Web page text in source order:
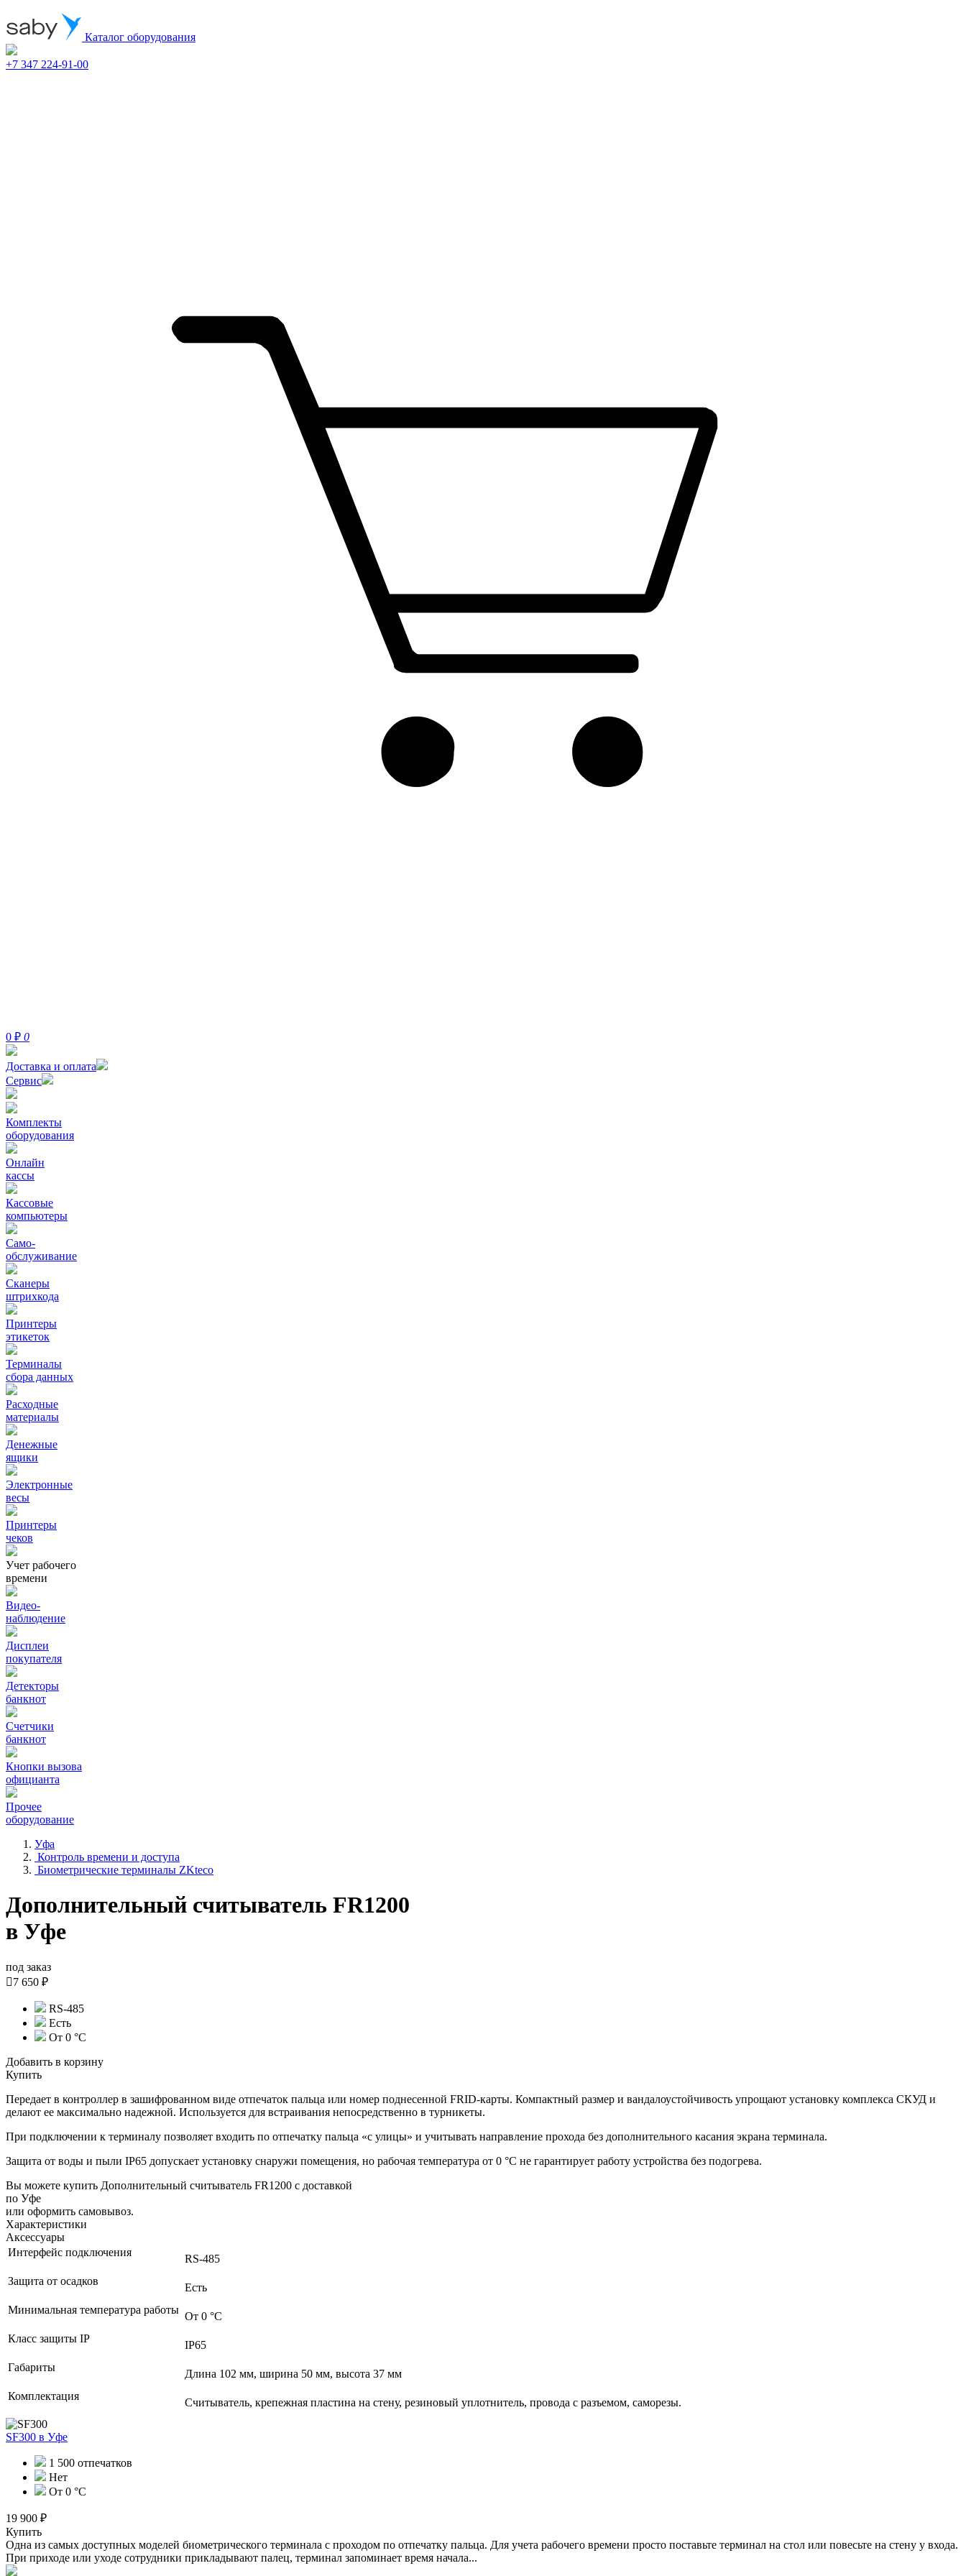
Каталог оборудования
+7 347 224-91-00
0 ₽ 0
Доставка и оплата
Сервис
Комплекты
оборудования
Онлайн
кассы
Кассовые
компьютеры
Само-
обслуживание
Сканеры
штрихкода
Принтеры
этикеток
Терминалы
сбора данных
Расходные
материалы
Денежные
ящики
Электронные
весы
Принтеры
чеков
Учет рабочего
времени
Видео‑
наблюдение
Дисплеи
покупателя
Детекторы
банкнот
Счетчики
банкнот
Кнопки вызова
официанта
Прочее
оборудование
Уфа
Контроль времени и доступа
Биометрические терминалы ZKteco
Дополнительный считыватель FR1200
в Уфе
под заказ
7 650 ₽
RS-485
Есть
От 0 °C
Добавить в корзину
Купить
Передает в контроллер в зашифрованном виде отпечаток пальца или номер поднесенной FRID-карты. Компактный размер и вандалоустойчивость упрощают установку комплекса СКУД и
делают ее максимально надежной. Используется для встраивания непосредственно в турникеты.
При подключении к терминалу позволяет входить по отпечатку пальца «с улицы» и учитывать направление прохода без дополнительного касания экрана терминала.
Защита от воды и пыли IP65 допускает установку снаружи помещения, но рабочая температура от 0 °С не гарантирует работу устройства без подогрева.
Вы можете купить Дополнительный считыватель FR1200 с доставкой
по Уфе
или оформить самовывоз.
Характеристики
Аксессуары
Интерфейс подключения
RS-485
Защита от осадков
Есть
Минимальная температура работы
От 0 °C
Класс защиты IP
IP65
Габариты
Длина 102 мм, ширина 50 мм, высота 37 мм
Комплектация
Считыватель, крепежная пластина на стену, резиновый уплотнитель, провода с разъемом, саморезы.
SF300 в Уфе
1 500 отпечатков
Нет
От 0 °C
19 900 ₽
Купить
Одна из самых доступных моделей биометрического терминала с проходом по отпечатку пальца. Для учета рабочего времени просто поставьте терминал на стол или повесьте на стену у входа.
При приходе или уходе сотрудники прикладывают палец, терминал запоминает время начала...